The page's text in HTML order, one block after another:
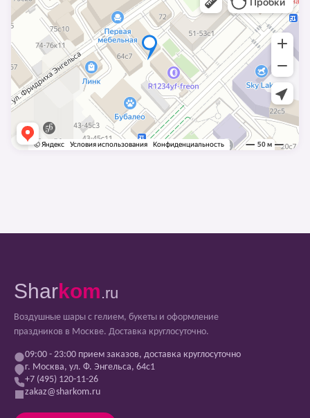
Sharkom.ru
Воздушные шары с гелием, букеты и оформление
праздников в Москве. Доставка круглосуточно.
09:00 - 23:00 прием заказов, доставка круглосуточно
г. Москва, ул. Ф. Энгельса, 64с1
+7 (495) 120-11-26
zakaz@sharkom.ru